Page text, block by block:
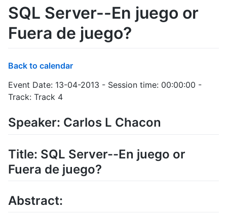
SQL Server--En juego or
Fuera de juego?
Back to calendar
Event Date: 13-04-2013 - Session time: 00:00:00 -
Track: Track 4
Speaker: Carlos L Chacon
Title: SQL Server--En juego or
Fuera de juego?
Abstract: